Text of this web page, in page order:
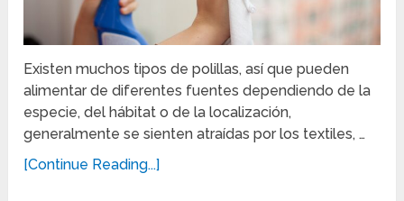
Existen muchos tipos de polillas, así que pueden
alimentar de diferentes fuentes dependiendo de la
especie, del hábitat o de la localización,
generalmente se sienten atraídas por los textiles, …
[Continue Reading...]